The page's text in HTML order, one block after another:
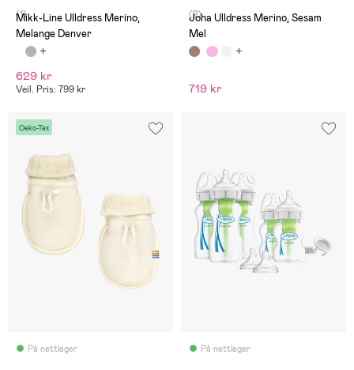
(1)
Mikk-Line Ulldress Merino,
Melange Denver
629 kr
Veil. Pris: 799 kr
(2)
Joha Ulldress Merino, Sesam
Mel
719 kr
Oeko-Tex
På nettlager På nettlager